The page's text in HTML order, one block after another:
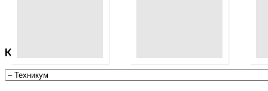
Категории